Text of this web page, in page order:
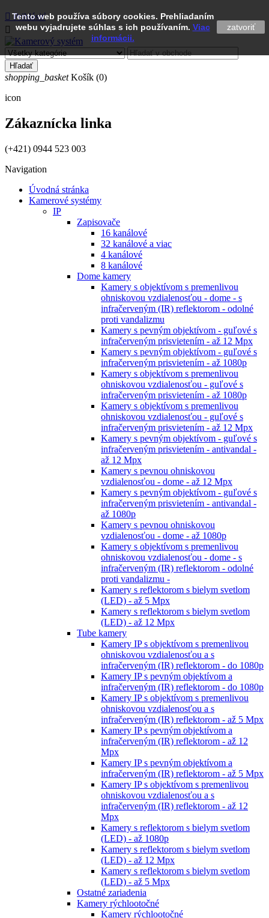
Tento web používa súbory cookies. Prehliadaním
webu vyjadrujete súhlas s ich používaním. Viac
informácii.
zatvoriť
 Prihlásiť

Hľadať
shopping_basket Košík (0)
icon
Zákaznícka linka
(+421) 0944 523 003
Navigation
Úvodná stránka
Kamerové systémy
IP
Zapisovače
16 kanálové
32 kanálové a viac
4 kanálové
8 kanálové
Dome kamery
Kamery s objektívom s premenlivou
ohniskovou vzdialenosťou - dome - s
infračerveným (IR) reflektorom - odolné
proti vandalizmu
Kamery s pevným objektívom - guľové s
infračerveným prisvietením - až 12 Mpx
Kamery s pevným objektívom - guľové s
infračerveným prisvietením - až 1080p
Kamery s objektívom s premenlivou
ohniskovou vzdialenosťou - guľové s
infračerveným prisvietením - až 1080p
Kamery s objektívom s premenlivou
ohniskovou vzdialenosťou - guľové s
infračerveným prisvietením - až 12 Mpx
Kamery s pevným objektívom - guľové s
infračerveným prisvietením - antivandal -
až 12 Mpx
Kamery s pevnou ohniskovou
vzdialenosťou - dome - až 12 Mpx
Kamery s pevným objektívom - guľové s
infračerveným prisvietením - antivandal -
až 1080p
Kamery s pevnou ohniskovou
vzdialenosťou - dome - až 1080p
Kamery s objektívom s premenlivou
ohniskovou vzdialenosťou - dome - s
infračerveným (IR) reflektorom - odolné
proti vandalizmu -
Kamery s reflektorom s bielym svetlom
(LED) - až 5 Mpx
Kamery s reflektorom s bielym svetlom
(LED) - až 12 Mpx
Tube kamery
Kamery IP s objektívom s premenlivou
ohniskovou vzdialenosťou a s
infračerveným (IR) reflektorom - do 1080p
Kamery IP s pevným objektívom a
infračerveným (IR) reflektorom - do 1080p
Kamery IP s objektívom s premenlivou
ohniskovou vzdialenosťou a s
infračerveným (IR) reflektorom - až 5 Mpx
Kamery IP s pevným objektívom a
infračerveným (IR) reflektorom - až 12
Mpx
Kamery IP s pevným objektívom a
infračerveným (IR) reflektorom - až 5 Mpx
Kamery IP s objektívom s premenlivou
ohniskovou vzdialenosťou a s
infračerveným (IR) reflektorom - až 12
Mpx
Kamery s reflektorom s bielym svetlom
(LED) - až 1080p
Kamery s reflektorom s bielym svetlom
(LED) - až 12 Mpx
Kamery s reflektorom s bielym svetlom
(LED) - až 5 Mpx
Ostatné zariadenia
Kamery rýchlootočné
Kamery rýchlootočné